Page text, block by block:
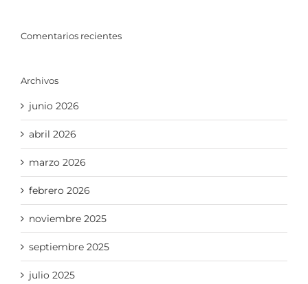
Comentarios recientes
Archivos
junio 2026
abril 2026
marzo 2026
febrero 2026
noviembre 2025
septiembre 2025
julio 2025